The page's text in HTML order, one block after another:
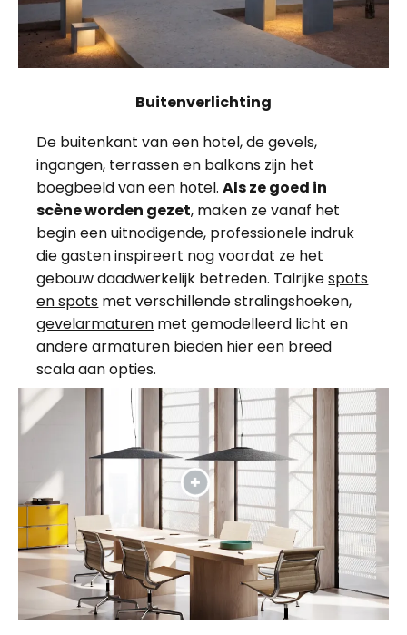
Buitenverlichting
De buitenkant van een hotel, de gevels,
ingangen, terrassen en balkons zijn het
boegbeeld van een hotel.Als ze goed in
scène worden gezet, maken ze vanaf het
begin een uitnodigende, professionele indruk
die gasten inspireert nog voordat ze het
gebouw daadwerkelijk betreden. Talrijkespots
en spots met verschillende stralingshoeken,
gevelarmaturen met gemodelleerd licht en
andere armaturen bieden hier een breed
scala aan opties.